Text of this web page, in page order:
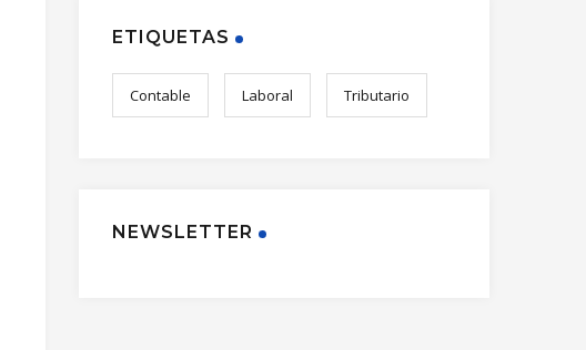
ETIQUETAS
Contable Laboral Tributario
NEWSLETTER